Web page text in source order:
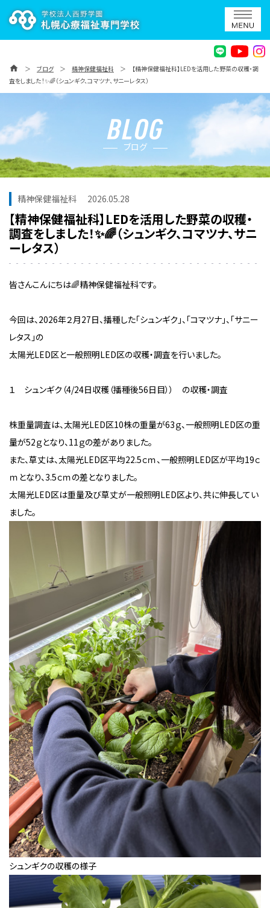
home ＞ ブログ＞ 精神保健福祉科 ＞
【精神保健福祉科】LEDを活用した野菜の収穫・調
査をしました！✨🌈（シュンギク、コマツナ、サニーレタス）
ブログ
精神保健福祉科 2026.05.28
【精神保健福祉科】LEDを活用した野菜の収穫・
調査をしました！✨🌈（シュンギク、コマツナ、サニ
ーレタス）
皆さんこんにちは🌈精神保健福祉科です。
今回は、2026年２月27日、播種した「シュンギク」、「コマツナ」、「サニー
レタス」の
太陽光LED区と一般照明LED区の収穫・調査を行いました。
１ シュンギク（4/24日収穫（播種後56日目）） の収穫・調査
株重量調査は、太陽光LED区10株の重量が63ｇ、一般照明LED区の重
量が52ｇとなり、11ｇの差がありました。
また、草丈は、太陽光LED区平均22.5ｃｍ、一般照明LED区が平均19ｃ
ｍとなり、3.5ｃｍの差となりました。
太陽光LED区は重量及び草丈が一般照明LED区より、共に伸長してい
ました。
シュンギクの収穫の様子